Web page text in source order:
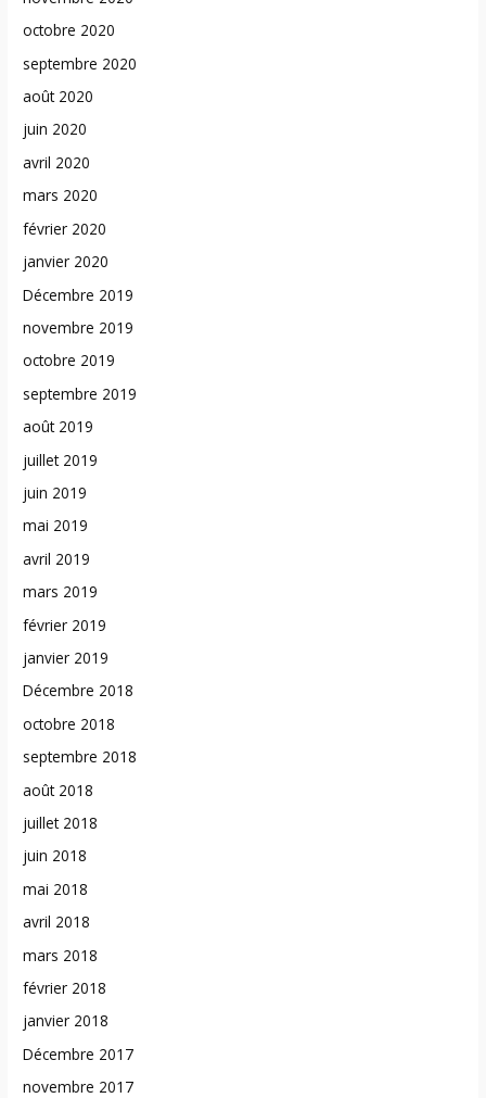
octobre 2020
septembre 2020
août 2020
juin 2020
avril 2020
mars 2020
février 2020
janvier 2020
Décembre 2019
novembre 2019
octobre 2019
septembre 2019
août 2019
juillet 2019
juin 2019
mai 2019
avril 2019
mars 2019
février 2019
janvier 2019
Décembre 2018
octobre 2018
septembre 2018
août 2018
juillet 2018
juin 2018
mai 2018
avril 2018
mars 2018
février 2018
janvier 2018
Décembre 2017
novembre 2017